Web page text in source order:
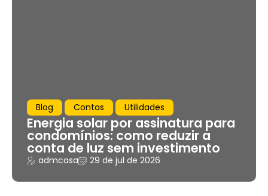
Blog Contas Utilidades
Energia solar por assinatura para
condomínios: como reduzir a
conta de luz sem investimento
admcasa 29 de jul de 2026